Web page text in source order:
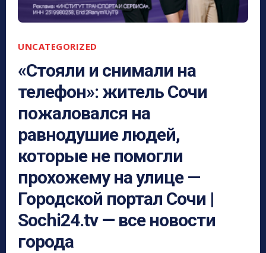
UNCATEGORIZED
«Стояли и снимали на
телефон»: житель Сочи
пожаловался на
равнодушие людей,
которые не помогли
прохожему на улице —
Городской портал Сочи |
Sochi24.tv — все новости
города